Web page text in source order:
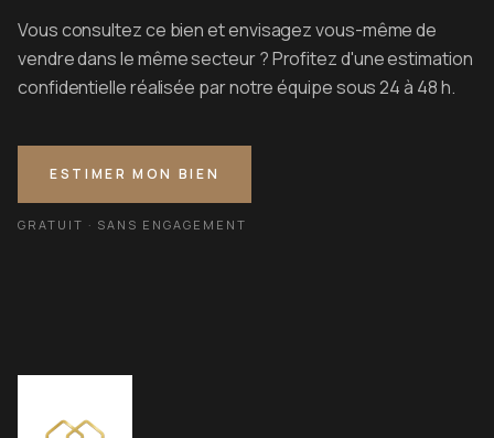
Vous consultez ce bien et envisagez vous-même de
vendre dans le même secteur ? Profitez d'une estimation
confidentielle réalisée par notre équipe sous 24 à 48 h.
ESTIMER MON BIEN
GRATUIT · SANS ENGAGEMENT